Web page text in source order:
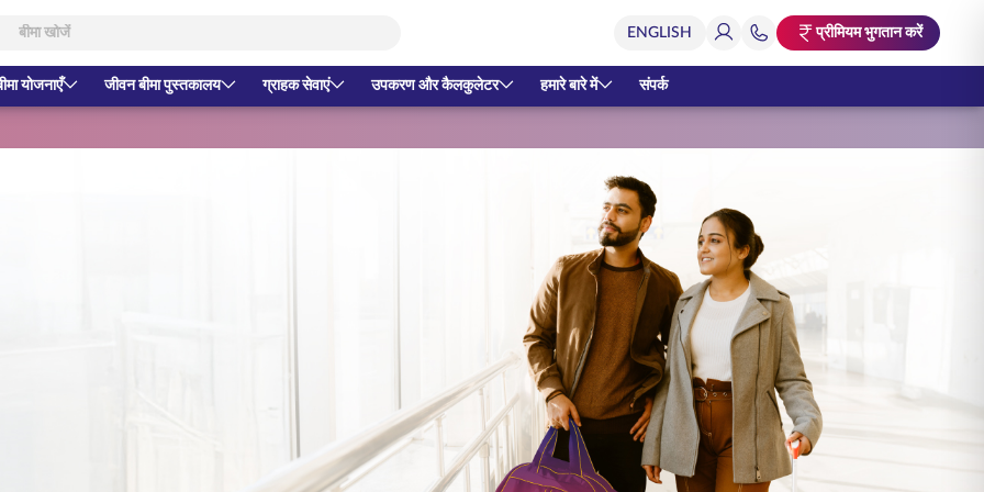
प्रीमियम भुगतान करें
योजनाएँ जीवन बीमा पुस्तकालय ग्राहक सेवाएं उपकरण और कैलकुलेटर हमारे बारे में संपर्क